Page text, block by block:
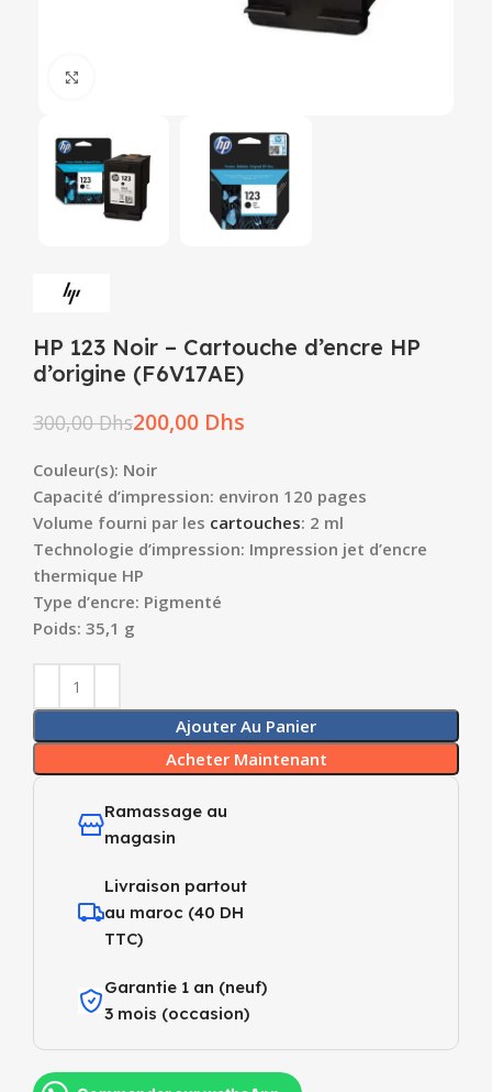
HP 123 Noir – Cartouche d’encre HP
d’origine (F6V17AE)
300,00Dhs200,00 Dhs
Couleur(s): Noir
Capacité d’impression: environ 120 pages
Volume fourni par les cartouches: 2 ml
Technologie d’impression: Impression jet d’encre
thermique HP
Type d’encre: Pigmenté
Poids: 35,1 g
Ajouter Au Panier
Acheter Maintenant
Ramassage au
magasin
Livraison partout
au maroc (40 DH
TTC)
Garantie 1 an (neuf)
3 mois (occasion)